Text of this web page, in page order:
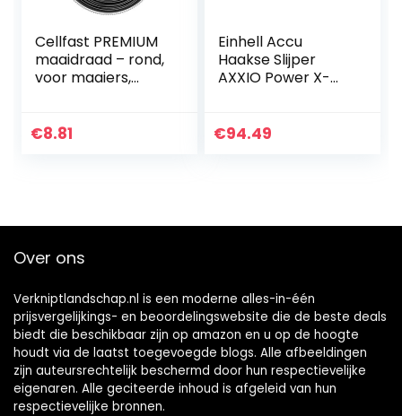
Cellfast PREMIUM
maaidraad – rond,
voor maaiers,
breeksterkte
€8.81
Einhell Accu
Haakse Slijper
AXXIO Power X-
rpm, borstelloze
€94.49
Over ons
Verkniptlandschap.nl is een moderne alles-in-één
prijsvergelijkings- en beoordelingswebsite die de beste deals
biedt die beschikbaar zijn op amazon en u op de hoogte
houdt via de laatst toegevoegde blogs. Alle afbeeldingen
zijn auteursrechtelijk beschermd door hun respectievelijke
eigenaren. Alle geciteerde inhoud is afgeleid van hun
respectievelijke bronnen.